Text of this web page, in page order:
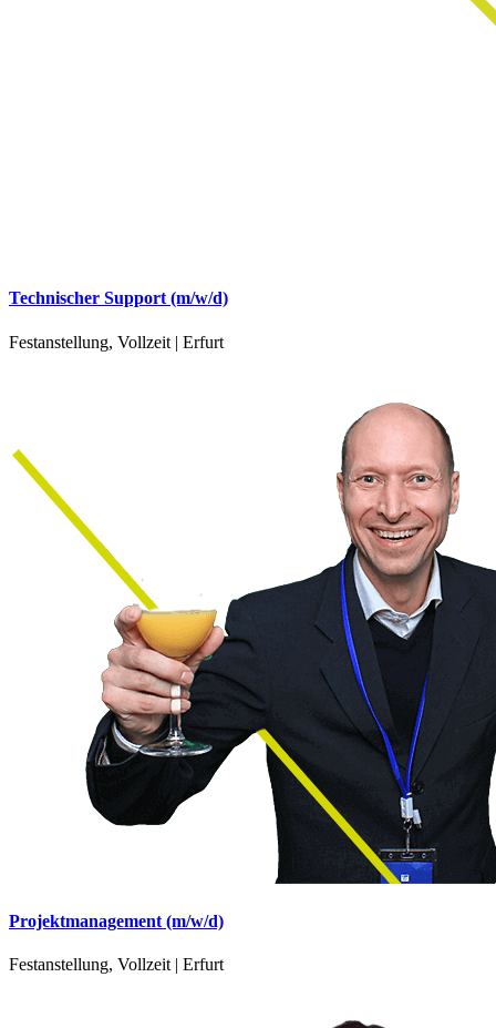
Technischer Support (m/w/d)
Festanstellung, Vollzeit | Erfurt
Projektmanagement (m/w/d)
Festanstellung, Vollzeit | Erfurt